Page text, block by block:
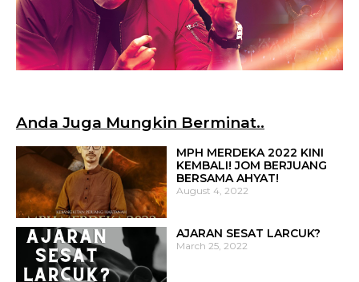
Anda Juga Mungkin Berminat..
MPH MERDEKA 2022 KINI
KEMBALI! JOM BERJUANG
BERSAMA AHYAT!
August 4, 2022
AJARAN SESAT LARCUK?
March 25, 2022